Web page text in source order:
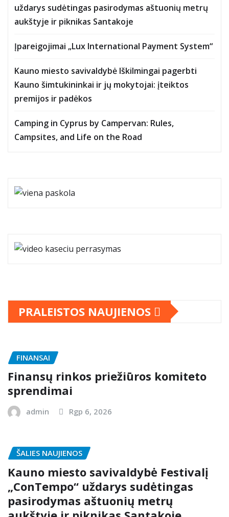
uždarys sudėtingas pasirodymas aštuonių metrų
aukštyje ir piknikas Santakoje
Įpareigojimai „Lux International Payment System“
Kauno miesto savivaldybė Iškilmingai pagerbti
Kauno šimtukininkai ir jų mokytojai: įteiktos
premijos ir padėkos
Camping in Cyprus by Campervan: Rules,
Campsites, and Life on the Road
PRALEISTOS NAUJIENOS
FINANSAI
Finansų rinkos priežiūros komiteto
sprendimai
admin Rgp 6, 2026
ŠALIES NAUJIENOS
Kauno miesto savivaldybė Festivalį
„ConTempo“ uždarys sudėtingas
pasirodymas aštuonių metrų